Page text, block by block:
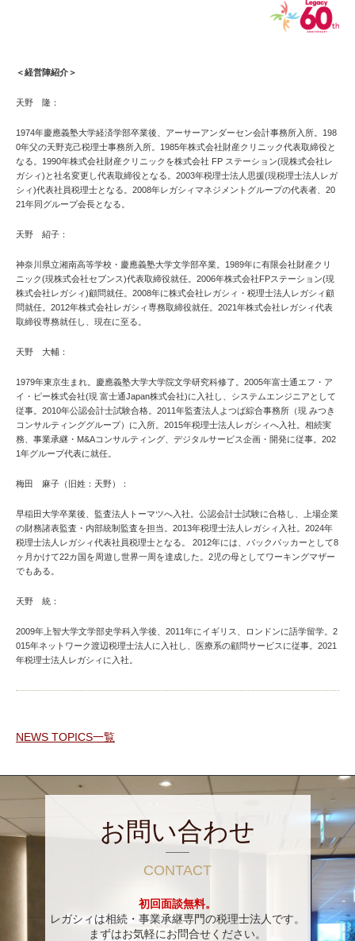
＜経営陣紹介＞
天野 隆：
1974年慶應義塾大学経済学部卒業後、アーサーアンダーセン会計事務所入所。198
0年父の天野克己税理士事務所入所。1985年株式会社財産クリニック代表取締役と
なる。1990年株式会社財産クリニックを株式会社 FP ステーション(現株式会社レ
ガシィ)と社名変更し代表取締役となる。2003年税理士法人思援(現税理士法人レガ
シィ)代表社員税理士となる。2008年レガシィマネジメントグループの代表者、20
21年同グループ会長となる。
天野 紹子：
神奈川県立湘南高等学校・慶應義塾大学文学部卒業。1989年に有限会社財産クリ
ニック(現株式会社セブンス)代表取締役就任。2006年株式会社FPステーション(現
株式会社レガシィ)顧問就任。2008年に株式会社レガシィ・税理士法人レガシィ顧
問就任。2012年株式会社レガシィ専務取締役就任。2021年株式会社レガシィ代表
取締役専務就任し、現在に至る。
天野 大輔：
1979年東京生まれ。慶應義塾大学大学院文学研究科修了。2005年富士通エフ・ア
イ・ピー株式会社(現 富士通Japan株式会社)に入社し、システムエンジニアとして
従事。2010年公認会計士試験合格。2011年監査法人よつば綜合事務所（現 みつき
コンサルティンググループ）に入所。2015年税理士法人レガシィへ入社。相続実
務、事業承継・M&Aコンサルティング、デジタルサービス企画・開発に従事。202
1年グループ代表に就任。
梅田 麻子（旧姓：天野）：
早稲田大学卒業後、監査法人トーマツへ入社。公認会計士試験に合格し、上場企業
の財務諸表監査・内部統制監査を担当。2013年税理士法人レガシィ入社。2024年
税理士法人レガシィ代表社員税理士となる。 2012年には、バックパッカーとして8
ヶ月かけて22カ国を周遊し世界一周を達成した。2児の母としてワーキングマザー
でもある。
天野 統：
2009年上智大学文学部史学科入学後、2011年にイギリス、ロンドンに語学留学。2
015年ネットワーク渡辺税理士法人に入社し、医療系の顧問サービスに従事。2021
年税理士法人レガシィに入社。
NEWS TOPICS一覧
お問い合わせ
CONTACT
初回面談無料。
レガシィは相続・事業承継専門の税理士法人です。
まずはお気軽にお問合せください。